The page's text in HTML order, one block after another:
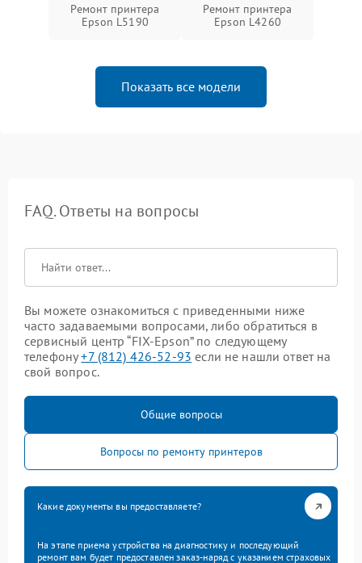
Ремонт принтера
Epson L5190
Ремонт принтера
Epson L4260
Показать все модели
FAQ. Ответы на вопросы
Вы можете ознакомиться с приведенными ниже
часто задаваемыми вопросами, либо обратиться в
сервисный центр “FIX-Epson” по следующему
телефону+7 (812) 426-52-93 если не нашли ответ на
свой вопрос.
Общие вопросы
Вопросы по ремонту принтеров
Какие документы вы предоставляете?
На этапе приема устройства на диагностику и последующий
ремонт вам будет предоставлен заказ-наряд с указанием страховых